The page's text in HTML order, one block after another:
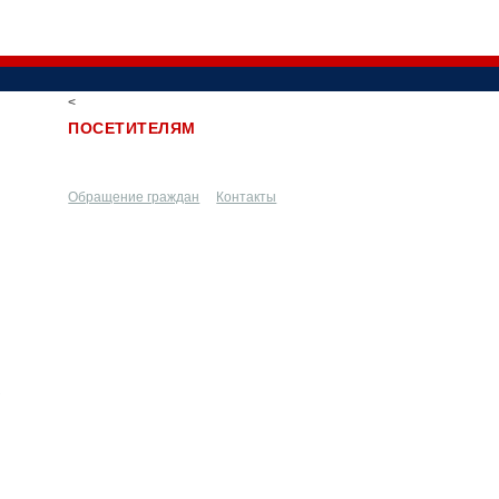
<
ПОСЕТИТЕЛЯМ
Обращение граждан Контакты